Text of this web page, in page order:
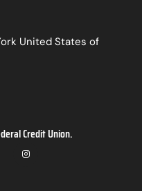
United States of
Credit Union.